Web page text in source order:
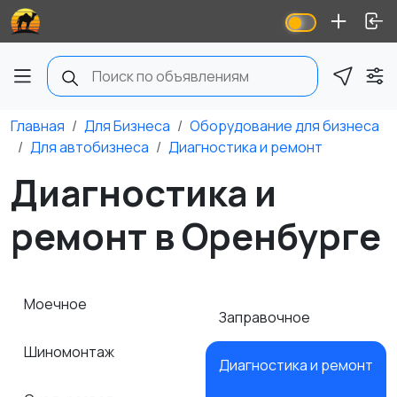
Главная Для Бизнеса
Оборудование для бизнеса
Для автобизнеса
Диагностика и ремонт
Диагностика и
ремонт в Оренбурге
Моечное
Шиномонтаж
Заправочное
Диагностика и ремонт